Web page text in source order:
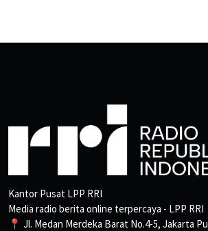
Kantor Pusat LPP RRI
Media radio berita online terpercaya - LPP RRI
📍 Jl. Medan Merdeka Barat No.4-5, Jakarta